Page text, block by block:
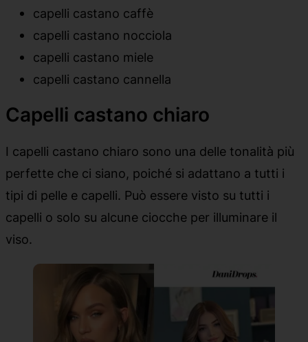
capelli castano caffè
capelli castano nocciola
capelli castano miele
capelli castano cannella
Capelli castano chiaro
I capelli castano chiaro sono una delle tonalità più
perfette che ci siano, poiché si adattano a tutti i
tipi di pelle e capelli. Può essere visto su tutti i
capelli o solo su alcune ciocche per illuminare il
viso.